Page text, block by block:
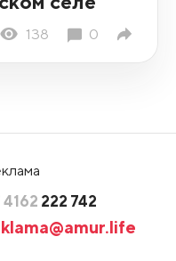
138 0
4162 222 742